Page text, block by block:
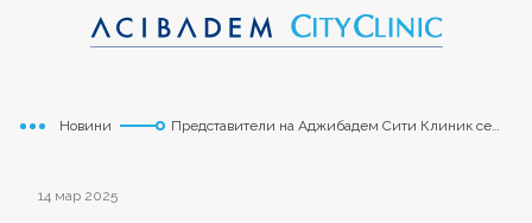
Начало
Новини
Представители на Аджибадем Сити Клиник се
14 мар 2025